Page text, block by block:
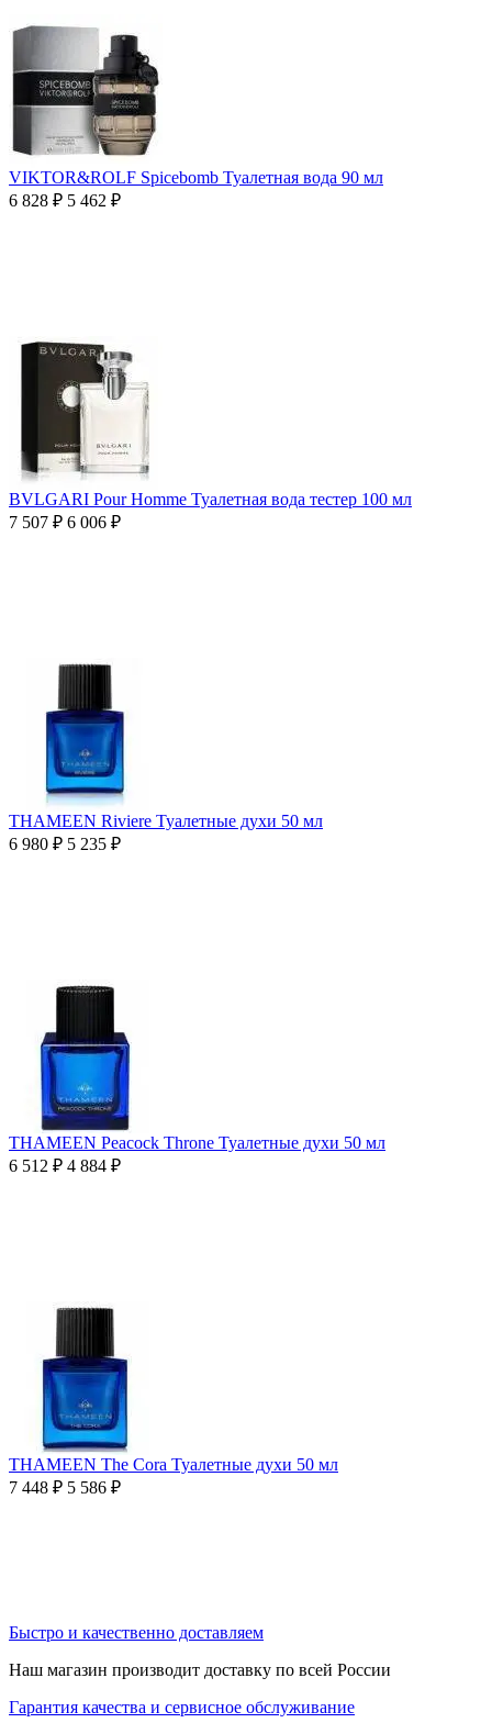
VIKTOR&ROLF Spicebomb Туалетная вода 90 мл
6 828 ₽ 5 462 ₽
BVLGARI Pour Homme Туалетная вода тестер 100 мл
7 507 ₽ 6 006 ₽
THAMEEN Riviere Туалетные духи 50 мл
6 980 ₽ 5 235 ₽
THAMEEN Peacock Throne Туалетные духи 50 мл
6 512 ₽ 4 884 ₽
THAMEEN The Cora Туалетные духи 50 мл
7 448 ₽ 5 586 ₽
Быстро и качественно доставляем
Наш магазин производит доставку по всей России
Гарантия качества и сервисное обслуживание